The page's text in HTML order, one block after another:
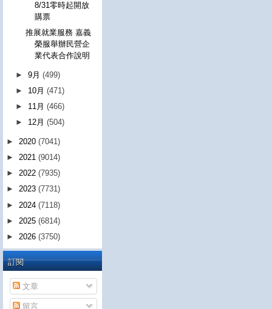
8/31零時起開放
購票
推展就業服務 嘉義
榮服舉辦民營企
業代表合作說明
►9月(499)
► 10月(471)
► 11月(466)
► 12月(504)
► 2020 (7041)
► 2021 (9014)
► 2022 (7935)
► 2023 (7731)
► 2024 (7118)
► 2025 (6814)
► 2026 (3750)
訂閱
文章
留言